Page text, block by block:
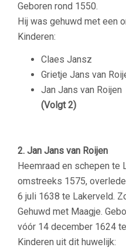
Geboren rond 1550.
Hij was gehuwd met een
Kinderen:
Claes
Grietje Jans van
Jan Jans van
(Volgt 2)
2. Jan Jans van Roijen
Heemraad en schepen te
omstreeks 1575,
6 juli 1638 te Lakerveld.
Gehuwd met Maagje.
vóór 14 december 1624
Kinderen uit dit huwelijk: